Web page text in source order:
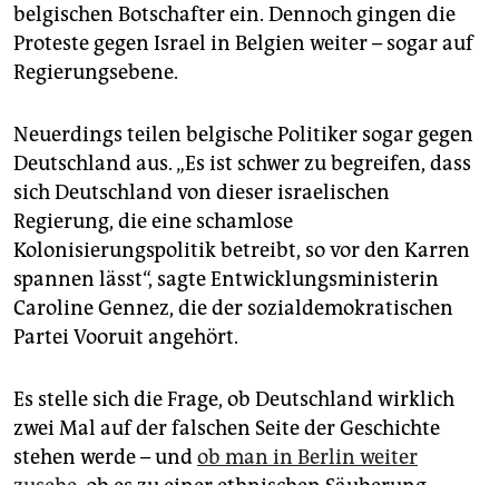
belgischen Botschafter ein. Dennoch gingen die
Proteste gegen Israel in Belgien weiter – sogar auf
Regierungsebene.
Neuerdings teilen belgische Politiker sogar gegen
Deutschland aus. „Es ist schwer zu begreifen, dass
sich Deutschland von dieser israelischen
Regierung, die eine schamlose
Kolonisierungspolitik betreibt, so vor den Karren
spannen lässt“, sagte Entwicklungsministerin
Caroline Gennez, die der sozialdemokratischen
Partei Vooruit angehört.
Es stelle sich die Frage, ob Deutschland wirklich
zwei Mal auf der falschen Seite der Geschichte
stehen werde – undob man in Berlin weiter